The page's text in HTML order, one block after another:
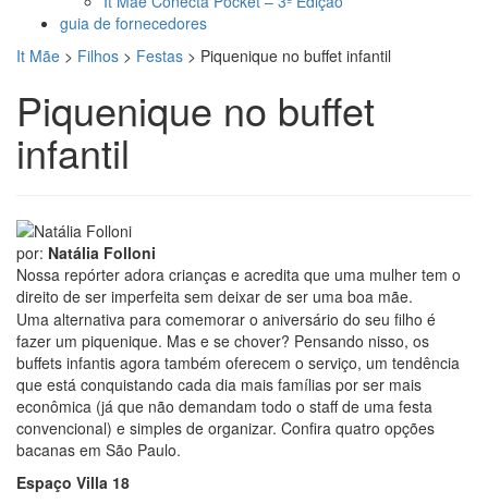
guia de fornecedores
It Mãe > Filhos > Festas > Piquenique no buffet infantil
Piquenique no buffet
infantil
por: Natália Folloni
Nossa repórter adora crianças e acredita que uma mulher tem o
direito de ser imperfeita sem deixar de ser uma boa mãe.
Uma alternativa para comemorar o aniversário do seu filho é
fazer um piquenique. Mas e se chover? Pensando nisso, os
buffets infantis agora também oferecem o serviço, um tendência
que está conquistando cada dia mais famílias por ser mais
econômica (já que não demandam todo o staff de uma festa
convencional) e simples de organizar. Confira quatro opções
bacanas em São Paulo.
Espaço Villa 18